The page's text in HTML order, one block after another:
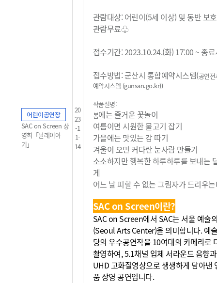
어린이공연장
SAC on Screen 상
영회「달래이야
기」
20
23
-1
1-
14
관람대상: 어린이(5세 이상) 및 동반 보
관람무료♧
접수기간: 2023.10.24.(화) 17:00 ~ 종
접수방법: 군산시 통합예약시스템(공연
예약시스템 (gunsan.go.kr))
작품설명:
봄에는 즐거운 꽃놀이
여름이면 시원한 물고기 잡기
가을에는 맛있는 감 따기
겨울이 오면 커다란 눈사람 만들기
소소하지만 행복한 하루하루를 보내는
게
어느 날 피할 수 없는 그림자가 드리우
SAC on Screen이란?
SAC on Screen에서 SAC는 서울 예술
(Seoul Arts Center)을 의미합니다. 예
당의 우수공연작을 10여대의 카메라로
촬영하여, 5.1채널 입체 서라운드 음향
UHD 고화질영상으로 생생하게 담아낸
품 상영 공연입니다.